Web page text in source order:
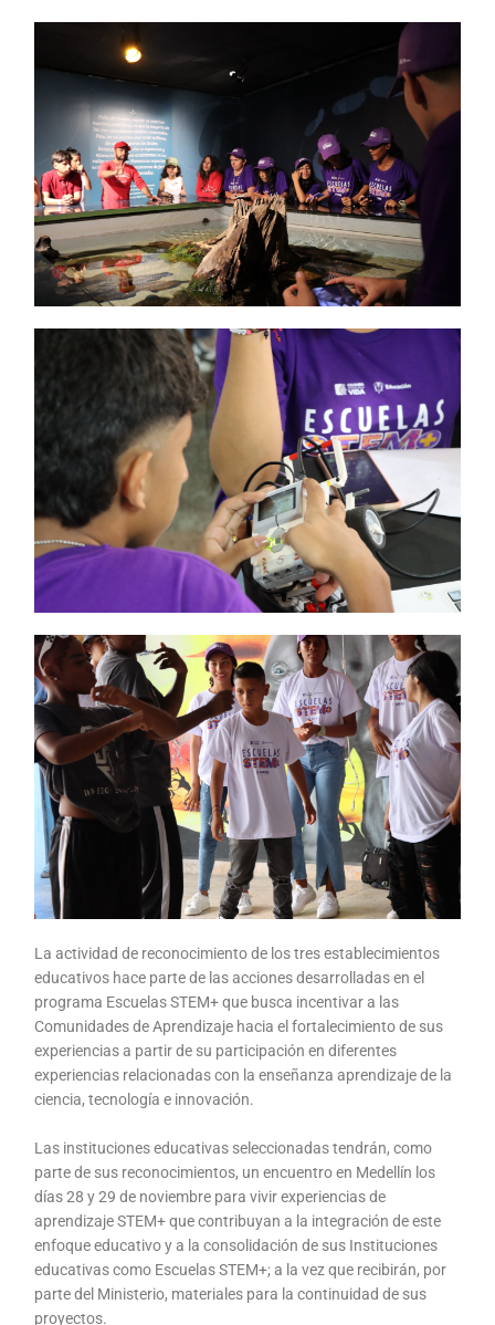
La actividad de reconocimiento de los tres establecimientos
educativos hace parte de las acciones desarrolladas en el
programa Escuelas STEM+ que busca incentivar a las
Comunidades de Aprendizaje hacia el fortalecimiento de sus
experiencias a partir de su participación en diferentes
experiencias relacionadas con la enseñanza aprendizaje de la
ciencia, tecnología e innovación.
Las instituciones educativas seleccionadas tendrán, como
parte de sus reconocimientos, un encuentro en Medellín los
días 28 y 29 de noviembre para vivir experiencias de
aprendizaje STEM+ que contribuyan a la integración de este
enfoque educativo y a la consolidación de sus Instituciones
educativas como Escuelas STEM+; a la vez que recibirán, por
parte del Ministerio, materiales para la continuidad de sus
proyectos.